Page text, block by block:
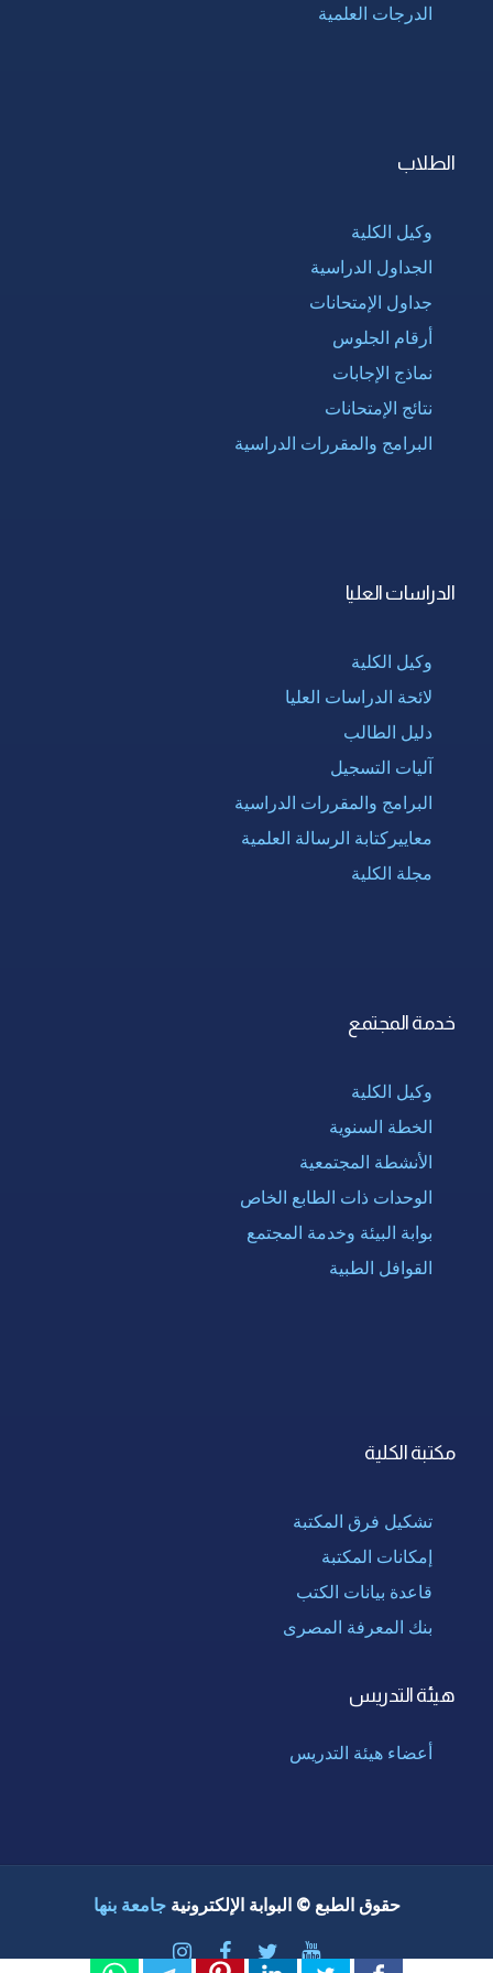
الدرجات العلمية
الطلاب
وكيل الكلية
الجداول الدراسية
جداول الإمتحانات
أرقام الجلوس
نماذج الإجابات
نتائج الإمتحانات
البرامج والمقررات الدراسية
الدراسات العليا
وكيل الكلية
لائحة الدراسات العليا
دليل الطالب
آليات التسجيل
البرامج والمقررات الدراسية
معاييركتابة الرسالة العلمية
مجلة الكلية
خدمة المجتمع
وكيل الكلية
الخطة السنوية
الأنشطة المجتمعية
الوحدات ذات الطابع الخاص
بوابة البيئة وخدمة المجتمع
القوافل الطبية
مكتبة الكلية
تشكيل فرق المكتبة
إمكانات المكتبة
قاعدة بيانات الكتب
بنك المعرفة المصرى
هيئة التدريس
أعضاء هيئة التدريس
حقوق الطبع © البوابة الإلكترونية جامعة بنها